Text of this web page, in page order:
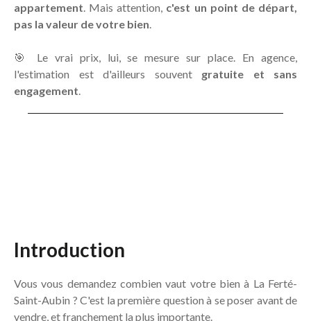
appartement. Mais attention, c'est un point de départ,
pas la valeur de votre bien.
🎯 Le vrai prix, lui, se mesure sur place. En agence,
l'estimation est d'ailleurs souvent gratuite et sans
engagement.
Introduction
Vous vous demandez combien vaut votre bien à La Ferté-
Saint-Aubin ? C'est la première question à se poser avant de
vendre, et franchement la plus importante.